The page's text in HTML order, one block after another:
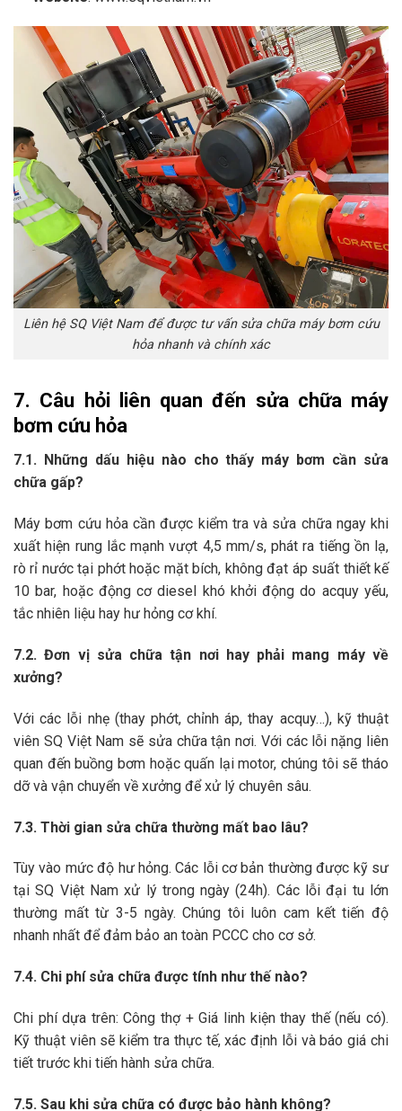
Liên hệ SQ Việt Nam để được tư vấn sửa chữa máy bơm cứu
hỏa nhanh và chính xác
7. Câu hỏi liên quan đến sửa chữa máy
bơm cứu hỏa
7.1. Những dấu hiệu nào cho thấy máy bơm cần sửa
chữa gấp?
Máy bơm cứu hỏa cần được kiểm tra và sửa chữa ngay khi
xuất hiện rung lắc mạnh vượt 4,5 mm/s, phát ra tiếng ồn lạ,
rò rỉ nước tại phớt hoặc mặt bích, không đạt áp suất thiết kế
10 bar, hoặc động cơ diesel khó khởi động do acquy yếu,
tắc nhiên liệu hay hư hỏng cơ khí.
7.2. Đơn vị sửa chữa tận nơi hay phải mang máy về
xưởng?
Với các lỗi nhẹ (thay phớt, chỉnh áp, thay acquy…), kỹ thuật
viên SQ Việt Nam sẽ sửa chữa tận nơi. Với các lỗi nặng liên
quan đến buồng bơm hoặc quấn lại motor, chúng tôi sẽ tháo
dỡ và vận chuyển về xưởng để xử lý chuyên sâu.
7.3. Thời gian sửa chữa thường mất bao lâu?
Tùy vào mức độ hư hỏng. Các lỗi cơ bản thường được kỹ sư
tại SQ Việt Nam xử lý trong ngày (24h). Các lỗi đại tu lớn
thường mất từ 3-5 ngày. Chúng tôi luôn cam kết tiến độ
nhanh nhất để đảm bảo an toàn PCCC cho cơ sở.
7.4. Chi phí sửa chữa được tính như thế nào?
Chi phí dựa trên: Công thợ + Giá linh kiện thay thế (nếu có).
Kỹ thuật viên sẽ kiểm tra thực tế, xác định lỗi và báo giá chi
tiết trước khi tiến hành sửa chữa.
7.5. Sau khi sửa chữa có được bảo hành không?